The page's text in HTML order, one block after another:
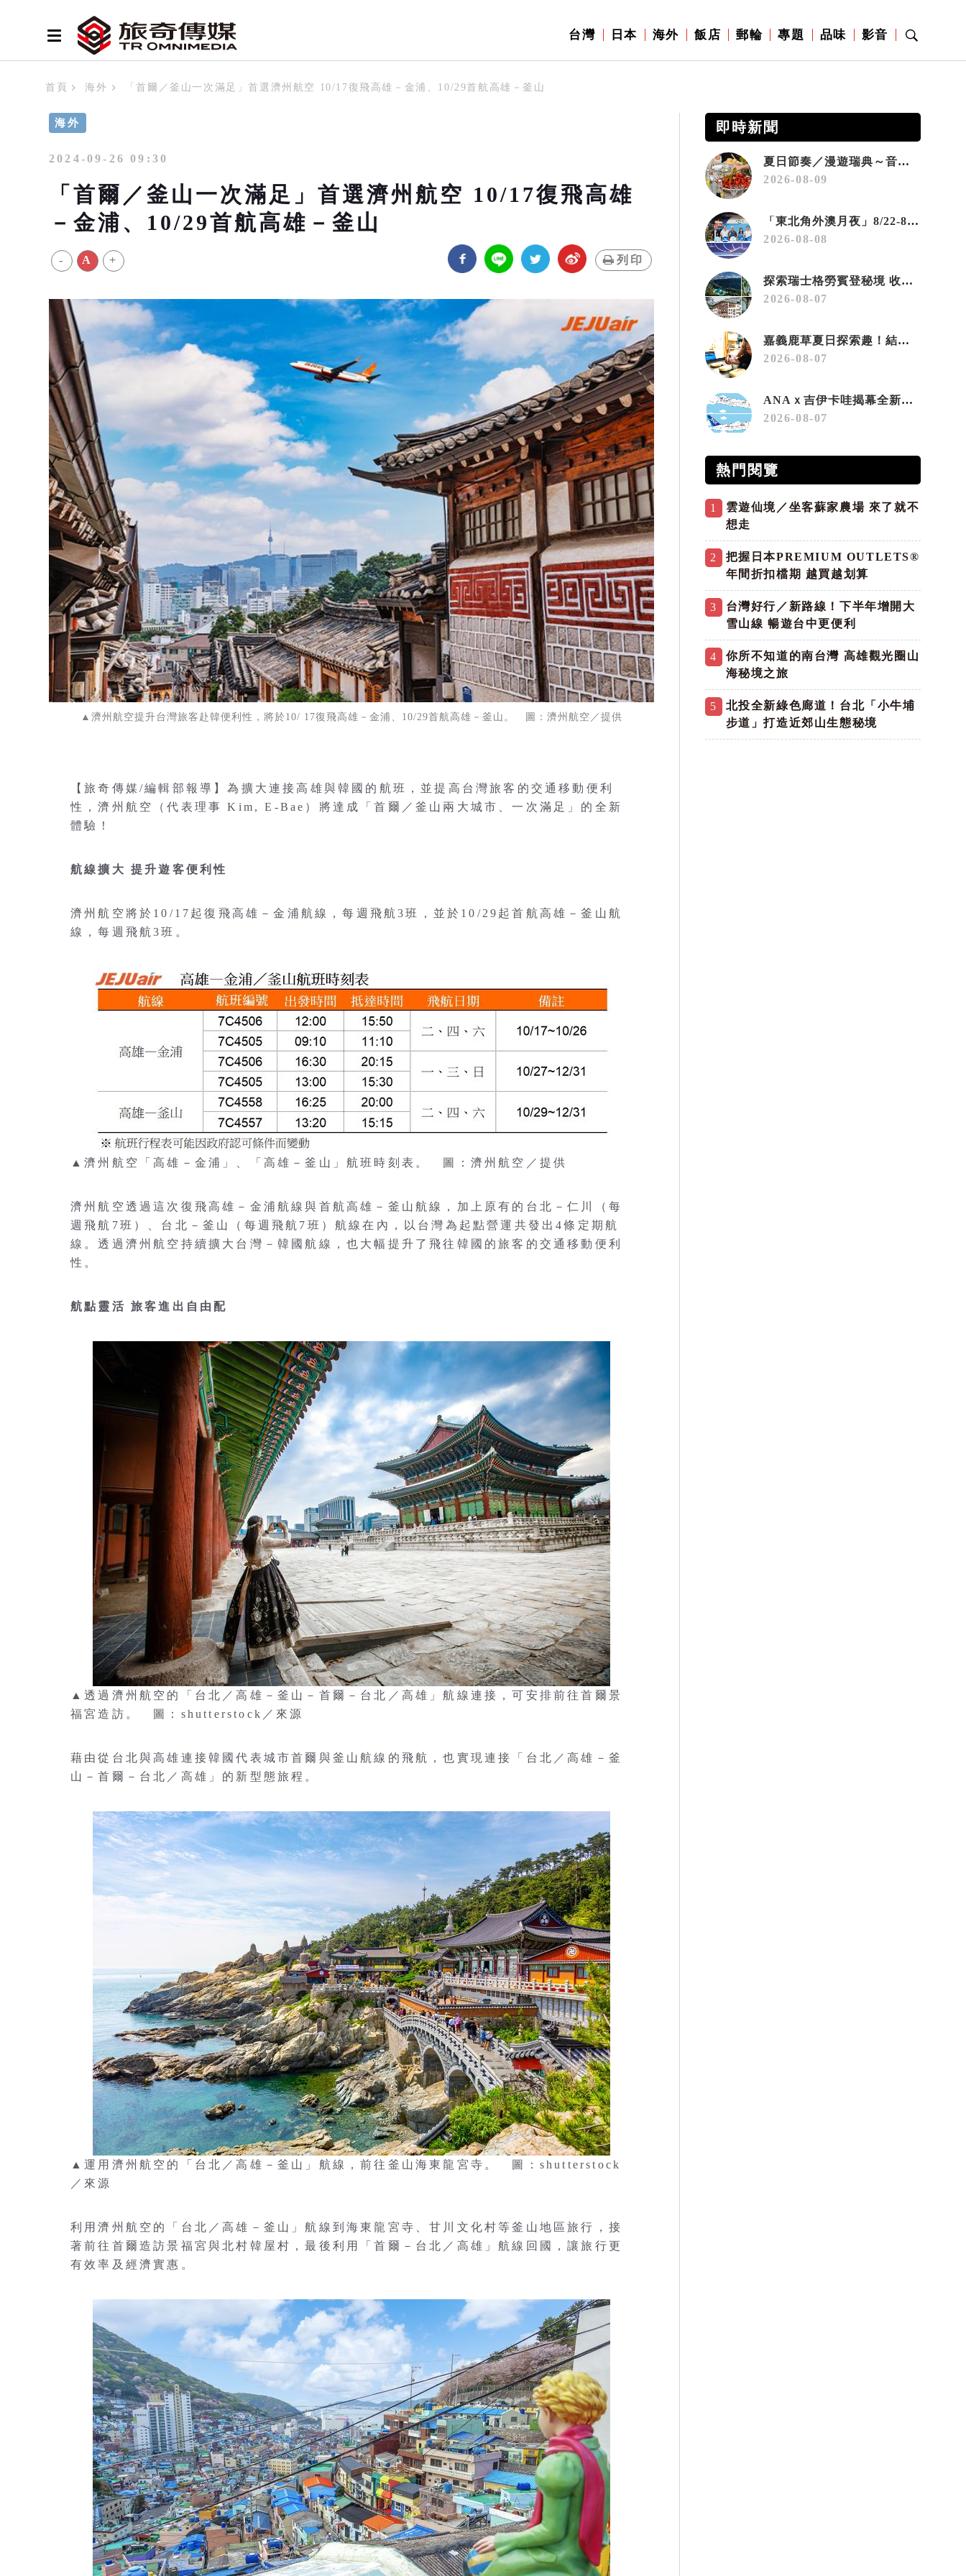
台灣 日本 海外 飯店 郵輪 專題 品味 影音
首頁 海外 「首爾／釜山一次滿足」首選濟州航空 10/17復飛高雄－金浦、10/29首航高雄－釜山
海外
2024-09-26 09:30
「首爾／釜山一次滿足」首選濟州航空 10/17復飛高雄
－金浦、10/29首航高雄－釜山
- A + 列印
▲濟州航空提升台灣旅客赴韓便利性，將於10/ 17復飛高雄－金浦、10/29首航高雄－釜山。 圖：濟州航空／提供
【旅奇傳媒/編輯部報導】為擴大連接高雄與韓國的航班，並提高台灣旅客的交通移動便利
性，濟州航空（代表理事 Kim, E-Bae）將達成「首爾／釜山兩大城市、一次滿足」的全新
體驗！
航線擴大 提升遊客便利性
濟州航空將於10/17起復飛高雄－金浦航線，每週飛航3班，並於10/29起首航高雄－釜山航
線，每週飛航3班。
▲濟州航空「高雄－金浦」、「高雄－釜山」航班時刻表。 圖：濟州航空／提供
濟州航空透過這次復飛高雄－金浦航線與首航高雄－釜山航線，加上原有的台北－仁川（每
週飛航7班）、台北－釜山（每週飛航7班）航線在內，以台灣為起點營運共發出4條定期航
線。透過濟州航空持續擴大台灣－韓國航線，也大幅提升了飛往韓國的旅客的交通移動便利
性。
航點靈活 旅客進出自由配
▲透過濟州航空的「台北／高雄－釜山－首爾－台北／高雄」航線連接，可安排前往首爾景
福宮造訪。 圖：shutterstock／來源
藉由從台北與高雄連接韓國代表城市首爾與釜山航線的飛航，也實現連接「台北／高雄－釜
山－首爾－台北／高雄」的新型態旅程。
▲運用濟州航空的「台北／高雄－釜山」航線，前往釜山海東龍宮寺。 圖：shutterstock
／來源
利用濟州航空的「台北／高雄－釜山」航線到海東龍宮寺、甘川文化村等釜山地區旅行，接
著前往首爾造訪景福宮與北村韓屋村，最後利用「首爾－台北／高雄」航線回國，讓旅行更
有效率及經濟實惠。
即時新聞
夏日節奏／漫遊瑞典～音樂、療癒桑拿、美味歡樂螯蝦節
2026-08-09
「東北角外澳月夜」8/22-8/23浪漫登場 串聯五漁村、音樂、市集、火舞與慢旅共度夏夜
2026-08-08
探索瑞士格勞賓登秘境 收藏六種阿爾卑斯夏日療癒之旅
2026-08-07
嘉義鹿草夏日探索趣！結合科學、農場與自然的親子小旅行
2026-08-07
ANAｘ吉伊卡哇揭幕全新彩繪機「Chiikawa JET」
2026-08-07
熱門閱覽
1
雲遊仙境／坐客蘇家農場 來了就不
想走
2
把握日本PREMIUM OUTLETS®
年間折扣檔期 越買越划算
3
台灣好行／新路線！下半年增開大
雪山線 暢遊台中更便利
4
你所不知道的南台灣 高雄觀光圈山
海秘境之旅
5
北投全新綠色廊道！台北「小牛埔
步道」打造近郊山生態秘境